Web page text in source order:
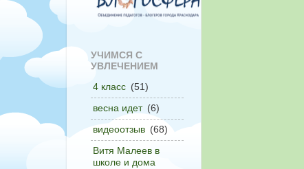
УЧИМСЯ С
УВЛЕЧЕНИЕМ
4 класс (51)
весна идет (6)
видеоотзыв (68)
Витя Малеев в
школе и дома